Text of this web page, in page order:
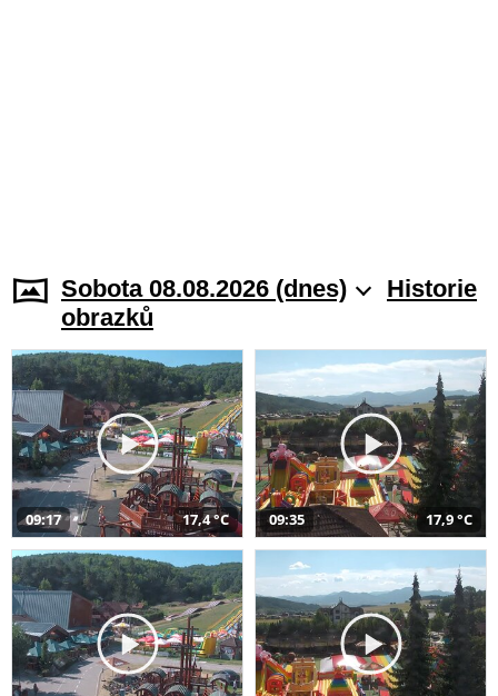
Sobota 08.08.2026 (dnes)
Historie
obrazků
09:17 17,4 °C 09:35 17,9 °C